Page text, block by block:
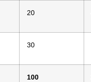
20
30
100